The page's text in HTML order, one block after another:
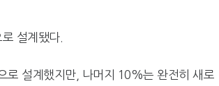
설계됐다.
로 설계했지만, 나머지 10%는 완전히 새로